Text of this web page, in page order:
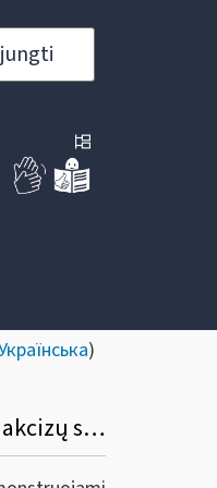
)
Dėl alkoholinių gėrimų atgabenimo iš kitų Europos sąjungos valstybių narių į tarptautines parodas Lietuvoje bei akcizų sumokėjimo